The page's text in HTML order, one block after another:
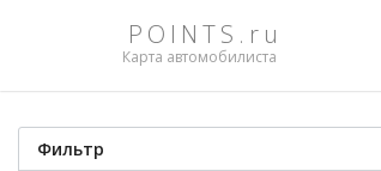
POINTS.ru
Карта автомобилиста
Фильтр